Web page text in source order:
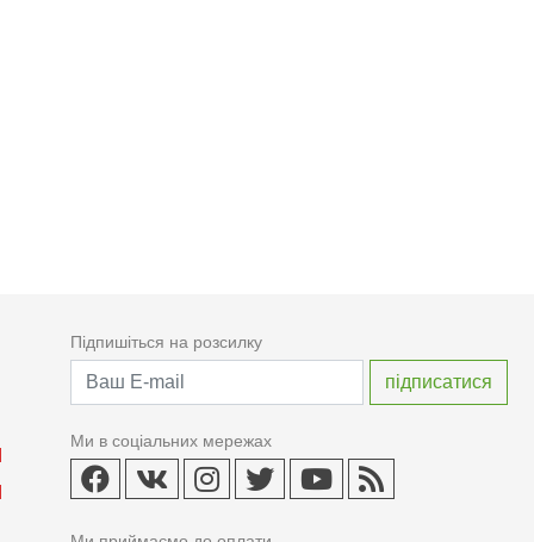
Підпишіться на розсилку
Ми в соціальних мережах